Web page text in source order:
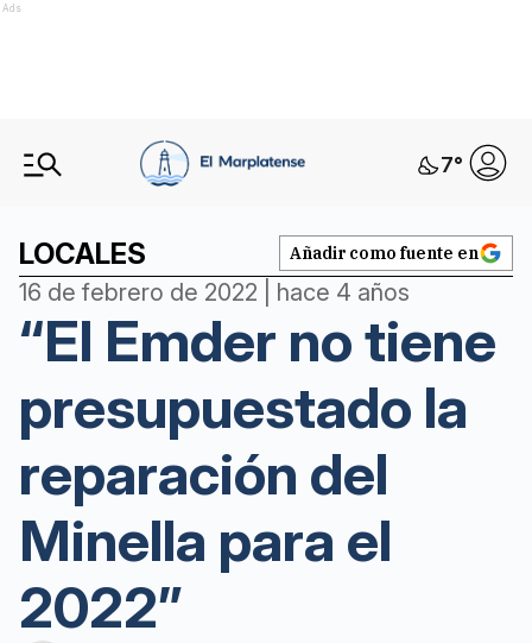
Ads
7°
LOCALES Añadir como fuente en
16 de febrero de 2022 | hace 4 años
“El Emder no tiene
presupuestado la
reparación del
Minella para el
2022”